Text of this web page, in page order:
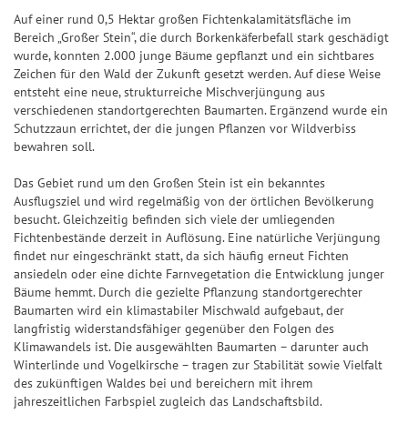
E
R
6
G
l
k
s
S
p
ir
a
l
e
S
i
e
w
i
n
n
e
e
h
l
e
n
d
e
Z
a
h
S
U
P
E
R
+9 +10
S
U
P
E
R
ng
Natu
r-
und
Um
welt
schu
tz
GO!
C
h
a
n
c
e
S
p
i
e
l
7
7
S
U
P
hle
n
n
z
G
l
ü
k
s
-
T
i
p
p
G
e
w
i
n
n
a
h
l
e
n
&
Q
u
o
t
e
n
l
e
it
u
n
G
e
w
i
n
n
z
a
h
l
Auf einer rund 0,5 Hektar großen Fichtenkalamitätsfläche im
Bereich „Großer Stein“, die durch Borkenkäferbefall stark geschädigt
wurde, konnten 2.000 junge Bäume gepflanzt und ein sichtbares
Zeichen für den Wald der Zukunft gesetzt werden. Auf diese Weise
entsteht eine neue, strukturreiche Mischverjüngung aus
verschiedenen standortgerechten Baumarten. Ergänzend wurde ein
Schutzzaun errichtet, der die jungen Pflanzen vor Wildverbiss
bewahren soll.
Das Gebiet rund um den Großen Stein ist ein bekanntes
Ausflugsziel und wird regelmäßig von der örtlichen Bevölkerung
besucht. Gleichzeitig befinden sich viele der umliegenden
Fichtenbestände derzeit in Auflösung. Eine natürliche Verjüngung
findet nur eingeschränkt statt, da sich häufig erneut Fichten
ansiedeln oder eine dichte Farnvegetation die Entwicklung junger
Bäume hemmt. Durch die gezielte Pflanzung standortgerechter
Baumarten wird ein klimastabiler Mischwald aufgebaut, der
langfristig widerstandsfähiger gegenüber den Folgen des
Klimawandels ist. Die ausgewählten Baumarten – darunter auch
Winterlinde und Vogelkirsche – tragen zur Stabilität sowie Vielfalt
des zukünftigen Waldes bei und bereichern mit ihrem
jahreszeitlichen Farbspiel zugleich das Landschaftsbild.